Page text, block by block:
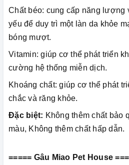
Chất béo: cung cấp năng lượng
yếu để duy trì một làn da khỏe
bóng mượt.
Vitamin: giúp cơ thể phát triển
cường hệ thống miễn dịch.
Khoáng chất: giúp cơ thể phát
chắc và răng khỏe.
Đặc biệt: Không thêm chất bảo
màu, Không thêm chất hấp dẫn.
===== Gâu Miao Pet House